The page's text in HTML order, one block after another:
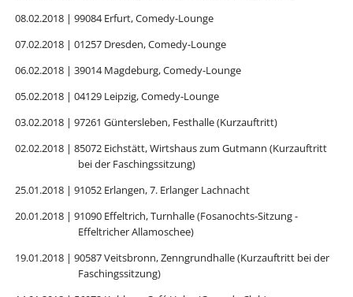
08.02.2018 | 99084 Erfurt, Comedy-Lounge
07.02.2018 | 01257 Dresden, Comedy-Lounge
06.02.2018 | 39014 Magdeburg, Comedy-Lounge
05.02.2018 | 04129 Leipzig, Comedy-Lounge
03.02.2018 | 97261 Güntersleben, Festhalle (Kurzauftritt)
02.02.2018 | 85072 Eichstätt, Wirtshaus zum Gutmann (Kurzauftritt
bei der Faschingssitzung)
25.01.2018 | 91052 Erlangen, 7. Erlanger Lachnacht
20.01.2018 | 91090 Effeltrich, Turnhalle (Fosanochts-Sitzung -
Effeltricher Allamoschee)
19.01.2018 | 90587 Veitsbronn, Zenngrundhalle (Kurzauftritt bei der
Faschingssitzung)